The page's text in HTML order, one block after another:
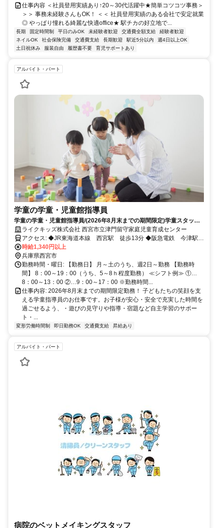
仕事内容 ＜社員登用実績あり↑20～30代活躍中★簡単コツコツ事務＞
＞＞ 事務未経験さんもOK！ ＜＜ 社員登用実績のある会社で安定就業
◎ やっぱり憧れる綺麗な快適office★ 駅チカの好立地で...
長期 固定時間制 平日のみOK 未経験者歓迎 交通費全額支給
経験者歓迎
ネイルOK
社会保険完備 交通費支給 長期歓迎 駅近5分以内
週4日以上OK
土日祝休み
服装自由 履歴書不要 育児サポートあり
アルバイト・パート
学童の学童・児童館指導員
学童の学童・児童館指導員/(2026年8月末までの期間限定)学童スタッフ
大募集!1日4h～OK！シフト制だからプライベートも充実!
ライクキッズ株式会社 西宮市立津門留守家庭児童育成センター
アクセス: ◆JR東海道本線 西宮駅 徒歩13分 ◆阪急電鉄 今津駅
徒歩10分
時給1,340円以上
兵庫県西宮市
勤務時間・曜日: 【勤務日】 月～土のうち、週2日～勤務 【勤務時
間】 8：00～19：00（うち、5～8ｈ程度勤務） ≪シフト例≫ ①…
8：00～13：00 ②…9：00～17：00 ※勤務時間...
仕事内容: 2026年8月末までの期間限定勤務！ 子どもたちの笑顔を支
える学童指導員のお仕事です。お子様が安心・安全で充実した時間を
過ごせるよう、・遊びの見守りや指導・宿題など自主学習のサポー
ト・...
変形労働時間制 即日勤務OK 交通費支給 昇給あり
アルバイト・パート
病院のベットメイキングスタッフ